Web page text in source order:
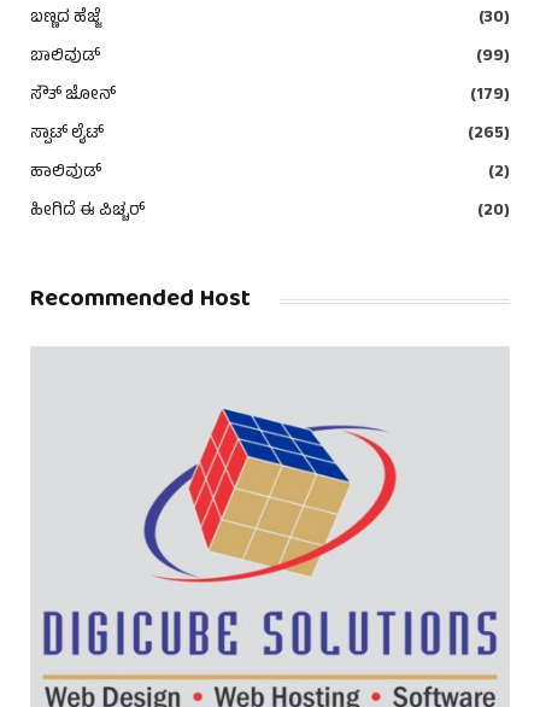
ಬಣ್ಣದ ಹೆಜ್ಜೆ
(30)
ಬಾಲಿವುಡ್
(99)
ಸೌತ್ ಜೋನ್
(179)
ಸ್ಪಾಟ್ ಲೈಟ್
(265)
ಹಾಲಿವುಡ್
(2)
ಹೀಗಿದೆ ಈ ಪಿಚ್ಚರ್
(20)
Recommended Host